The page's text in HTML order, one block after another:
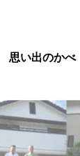
思い出のかべ